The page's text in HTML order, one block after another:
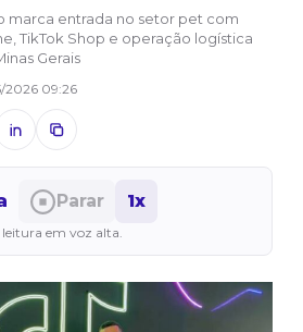
marca entrada no setor pet com
TikTok Shop e operação logística
Gerais
2026 09:26
Parar 1x
leitura em voz alta.